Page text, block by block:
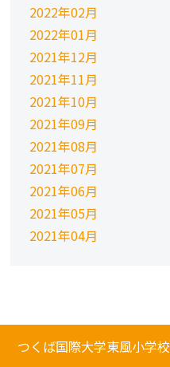
2022年02月
2022年01月
2021年12月
2021年11月
2021年10月
2021年09月
2021年08月
2021年07月
2021年06月
2021年05月
2021年04月
つくば国際大学東風小学校